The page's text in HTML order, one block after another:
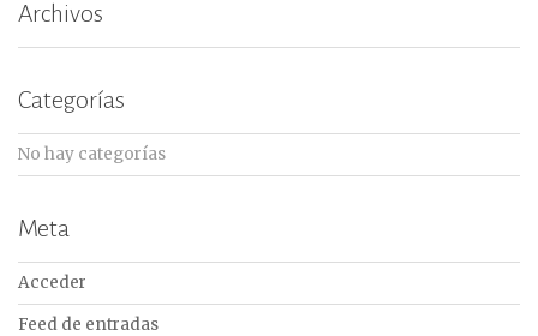
Archivos
Categorías
No hay categorías
Meta
Acceder
Feed de entradas